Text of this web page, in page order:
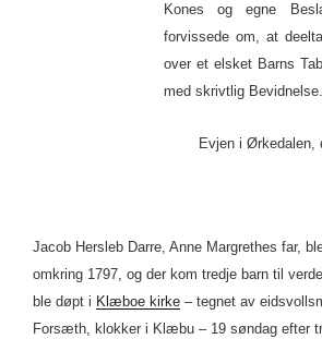
Kones og egne
forvissede om, at
over et elsket Barns
med skrivtlig Bevidnelse.
Evjen i Ørkedalen,
Jacob Hersleb Darre, Anne Margrethes far,
omkring 1797, og der kom tredje barn til
ble døpt i Klæboe kirke – tegnet av
Forsæth, klokker i Klæbu – 19 søndag efter